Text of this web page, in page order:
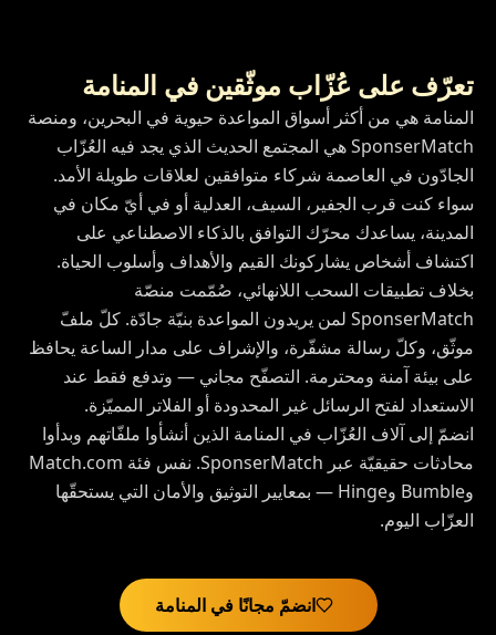
تعرّف على عُزّاب موثّقين في المنامة
المنامة هي من أكثر أسواق المواعدة حيوية في البحرين، ومنصة
SponserMatch هي المجتمع الحديث الذي يجد فيه العُزّاب
الجادّون في العاصمة شركاء متوافقين لعلاقات طويلة الأمد.
سواء كنت قرب الجفير، السيف، العدلية أو في أيّ مكان في
المدينة، يساعدك محرّك التوافق بالذكاء الاصطناعي على
اكتشاف أشخاص يشاركونك القيم والأهداف وأسلوب الحياة.
بخلاف تطبيقات السحب اللانهائي، صُمّمت منصّة
SponserMatch لمن يريدون المواعدة بنيّة جادّة. كلّ ملفّ
موثّق، وكلّ رسالة مشفّرة، والإشراف على مدار الساعة يحافظ
على بيئة آمنة ومحترمة. التصفّح مجاني — وتدفع فقط عند
الاستعداد لفتح الرسائل غير المحدودة أو الفلاتر المميّزة.
انضمّ إلى آلاف العُزّاب في المنامة الذين أنشأوا ملفّاتهم وبدأوا
محادثات حقيقيّة عبر SponserMatch. نفس فئة Match.com
وBumble وHinge — بمعايير التوثيق والأمان التي يستحقّها
العزّاب اليوم.
انضمّ مجانًا في المنامة